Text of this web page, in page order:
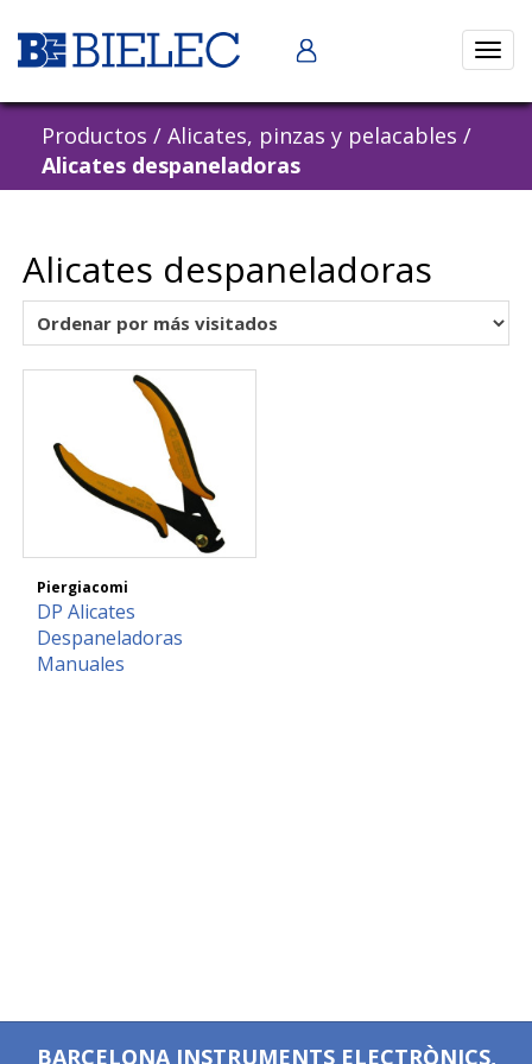
Abrir
Productos / Alicates, pinzas y pelacables /
Alicates despaneladoras
Alicates despaneladoras
Piergiacomi
DP Alicates
Despaneladoras
Manuales
BARCELONA INSTRUMENTS ELECTRÒNICS,